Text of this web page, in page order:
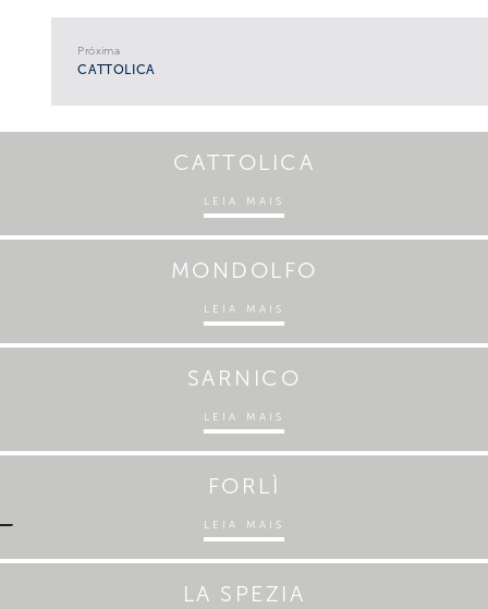
Próxima
CATTOLICA
CATTOLICA
LEIA MAIS
MONDOLFO
LEIA MAIS
SARNICO
LEIA MAIS
FORLÌ
LEIA MAIS
LA SPEZIA